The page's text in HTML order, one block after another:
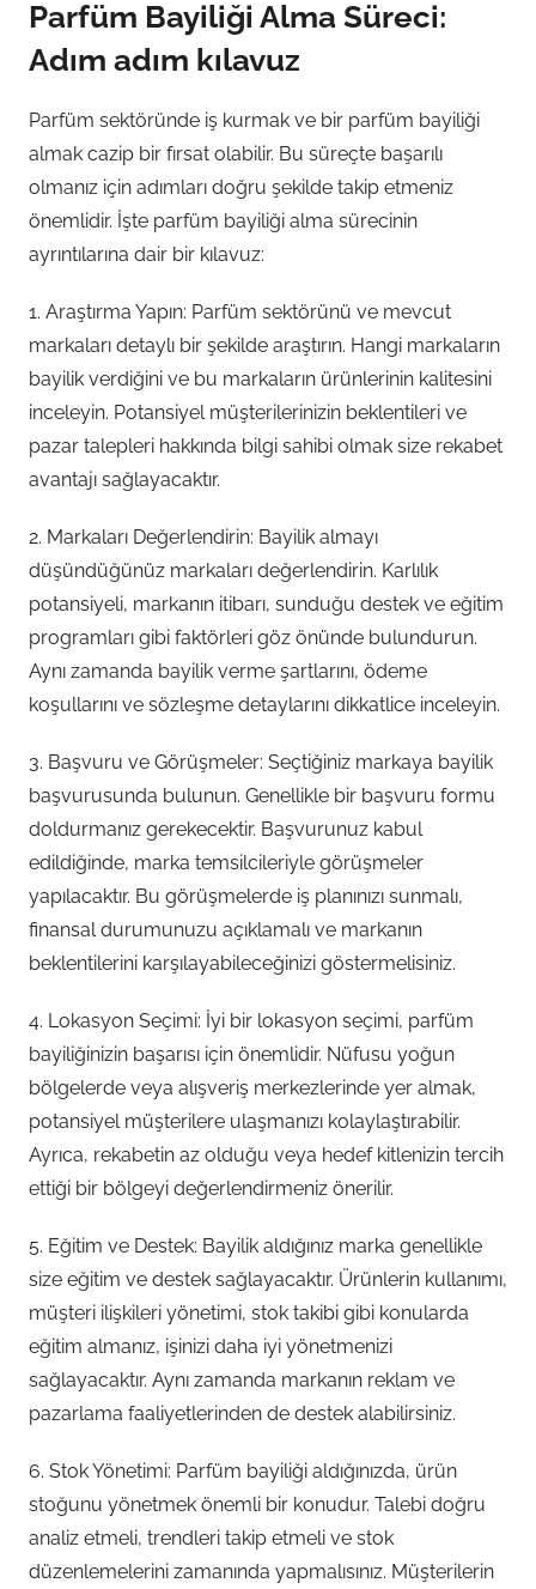
Parfüm Bayiliği Alma Süreci:
Adım adım kılavuz
Parfüm sektöründe iş kurmak ve bir parfüm bayiliği
almak cazip bir fırsat olabilir. Bu süreçte başarılı
olmanız için adımları doğru şekilde takip etmeniz
önemlidir. İşte parfüm bayiliği alma sürecinin
ayrıntılarına dair bir kılavuz:
1. Araştırma Yapın: Parfüm sektörünü ve mevcut
markaları detaylı bir şekilde araştırın. Hangi markaların
bayilik verdiğini ve bu markaların ürünlerinin kalitesini
inceleyin. Potansiyel müşterilerinizin beklentileri ve
pazar talepleri hakkında bilgi sahibi olmak size rekabet
avantajı sağlayacaktır.
2. Markaları Değerlendirin: Bayilik almayı
düşündüğünüz markaları değerlendirin. Karlılık
potansiyeli, markanın itibarı, sunduğu destek ve eğitim
programları gibi faktörleri göz önünde bulundurun.
Aynı zamanda bayilik verme şartlarını, ödeme
koşullarını ve sözleşme detaylarını dikkatlice inceleyin.
3. Başvuru ve Görüşmeler: Seçtiğiniz markaya bayilik
başvurusunda bulunun. Genellikle bir başvuru formu
doldurmanız gerekecektir. Başvurunuz kabul
edildiğinde, marka temsilcileriyle görüşmeler
yapılacaktır. Bu görüşmelerde iş planınızı sunmalı,
finansal durumunuzu açıklamalı ve markanın
beklentilerini karşılayabileceğinizi göstermelisiniz.
4. Lokasyon Seçimi: İyi bir lokasyon seçimi, parfüm
bayiliğinizin başarısı için önemlidir. Nüfusu yoğun
bölgelerde veya alışveriş merkezlerinde yer almak,
potansiyel müşterilere ulaşmanızı kolaylaştırabilir.
Ayrıca, rekabetin az olduğu veya hedef kitlenizin tercih
ettiği bir bölgeyi değerlendirmeniz önerilir.
5. Eğitim ve Destek: Bayilik aldığınız marka genellikle
size eğitim ve destek sağlayacaktır. Ürünlerin kullanımı,
müşteri ilişkileri yönetimi, stok takibi gibi konularda
eğitim almanız, işinizi daha iyi yönetmenizi
sağlayacaktır. Aynı zamanda markanın reklam ve
pazarlama faaliyetlerinden de destek alabilirsiniz.
6. Stok Yönetimi: Parfüm bayiliği aldığınızda, ürün
stoğunu yönetmek önemli bir konudur. Talebi doğru
analiz etmeli, trendleri takip etmeli ve stok
düzenlemelerini zamanında yapmalısınız. Müşterilerin